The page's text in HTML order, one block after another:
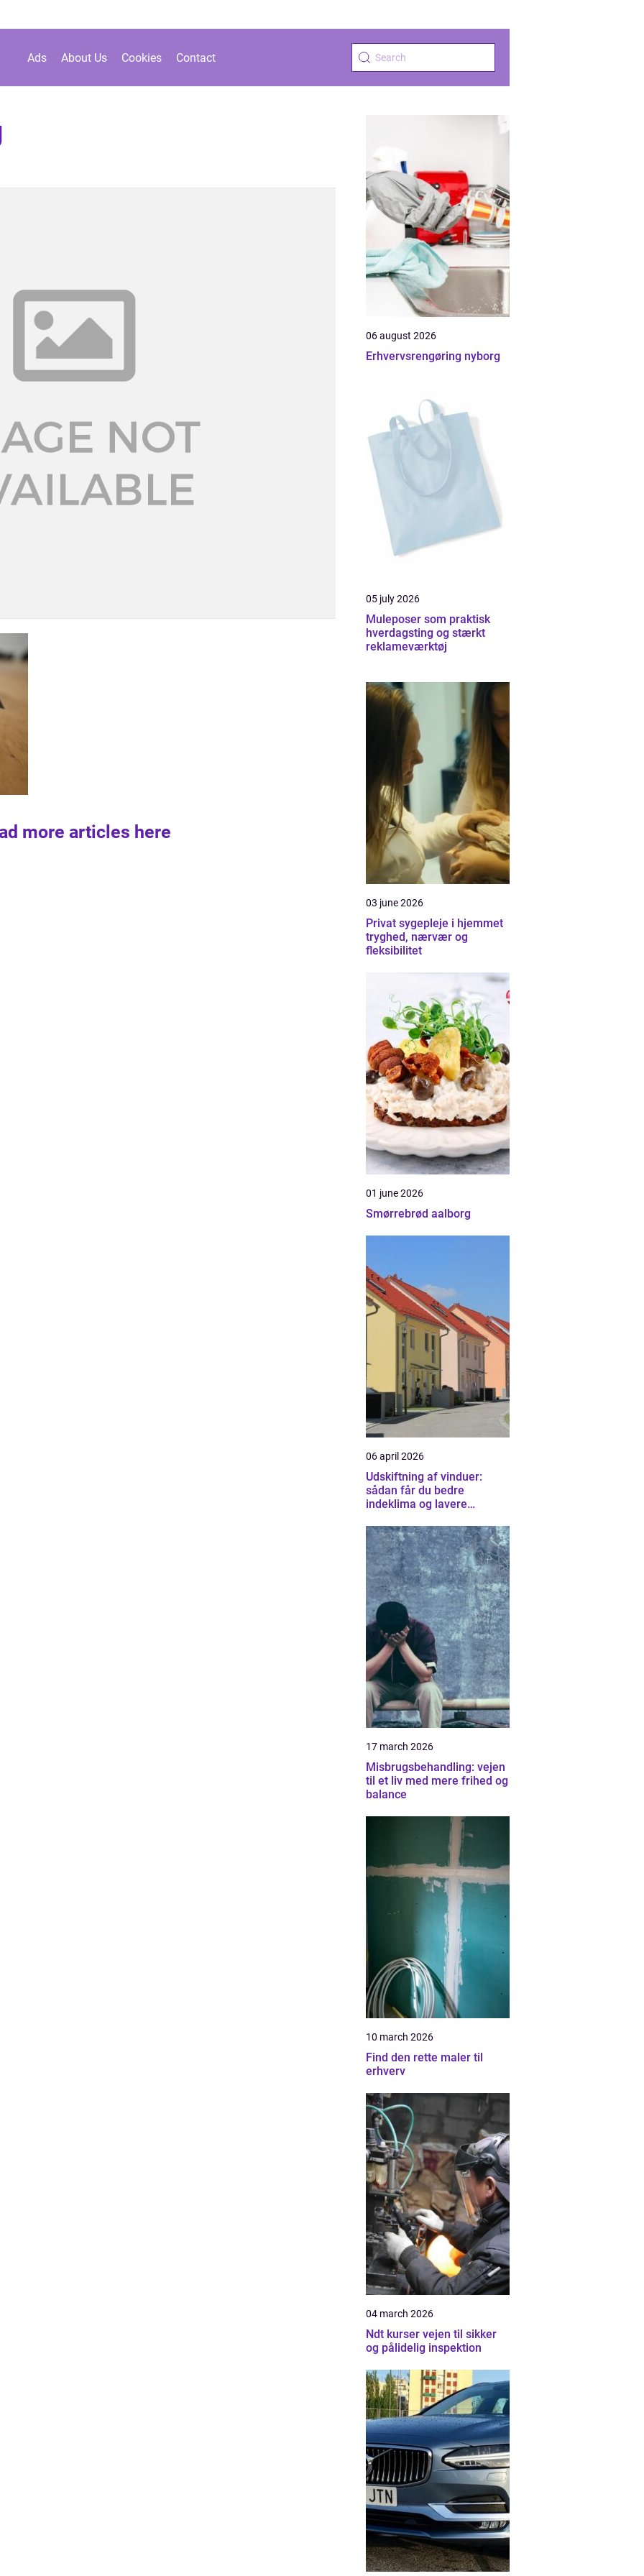
Ads About Us Cookies Contact
more articles here
06 august 2026
Erhvervsrengøring nyborg
05 july 2026
Muleposer som praktisk
hverdagsting og stærkt
reklameværktøj
03 june 2026
Privat sygepleje i hjemmet
tryghed, nærvær og
fleksibilitet
01 june 2026
Smørrebrød aalborg
06 april 2026
Udskiftning af vinduer:
sådan får du bedre
indeklima og lavere
17 march 2026
Misbrugsbehandling: vejen
til et liv med mere frihed og
balance
10 march 2026
Find den rette maler til
erhverv
04 march 2026
Ndt kurser vejen til sikker
og pålidelig inspektion